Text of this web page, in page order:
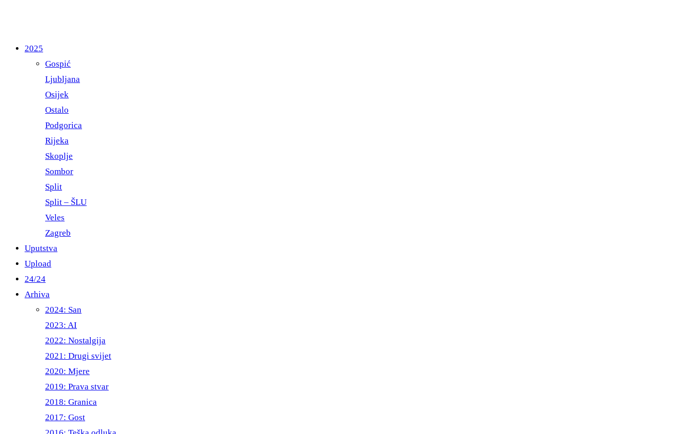
2025
Gospić
Ljubljana
Osijek
Ostalo
Podgorica
Rijeka
Skoplje
Sombor
Split
Split – ŠLU
Veles
Zagreb
Uputstva
Upload
24/24
Arhiva
2024: San
2023: AI
2022: Nostalgija
2021: Drugi svijet
2020: Mjere
2019: Prava stvar
2018: Granica
2017: Gost